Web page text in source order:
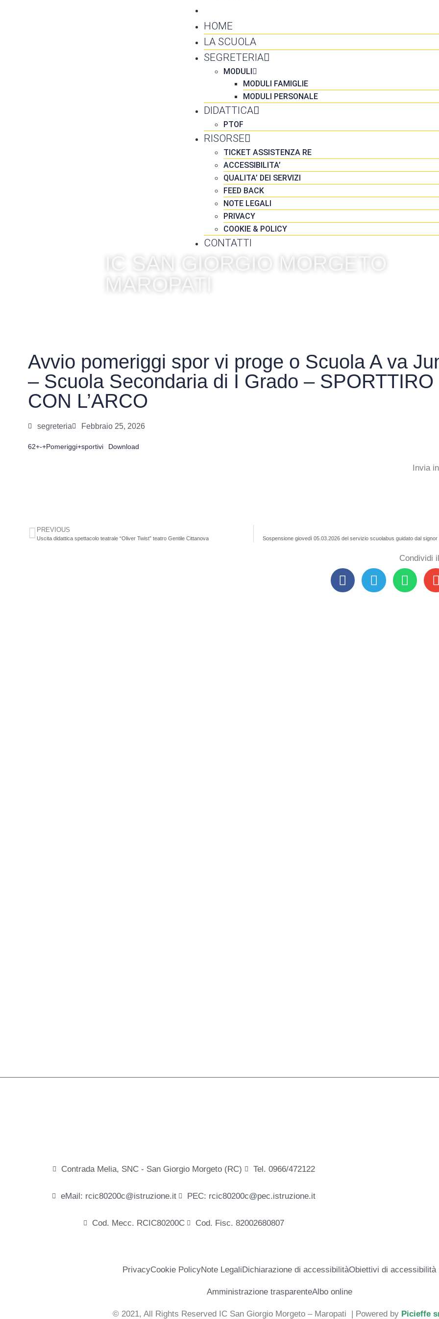
HOME
LA SCUOLA
SEGRETERIA
MODULI
MODULI FAMIGLIE
MODULI PERSONALE
DIDATTICA
PTOF
RISORSE
TICKET ASSISTENZA RE
ACCESSIBILITA’
QUALITA’ DEI SERVIZI
FEED BACK
NOTE LEGALI
PRIVACY
COOKIE & POLICY
CONTATTI
IC SAN GIORGIO MORGETO
MAROPATI
Avvio pomeriggi spor vi proge o Scuola A va
– Scuola Secondaria di I Grado – SPORTTIRO
CON L’ARCO
segreteria Febbraio 25, 2026
62+-+Pomeriggi+sportivi Download
Invia
PREVIOUS
Uscita didattica spettacolo teatrale “Oliver Twist” teatro Gentile Cittanova Sospensione giovedì 05.03.2026 del servizio scuolabus guidato dal
Condividi
Contrada Melia, SNC - San Giorgio Morgeto (RC) Tel. 0966/472122
eMail: rcic80200c@istruzione.it PEC: rcic80200c@pec.istruzione.it
Cod. Mecc. RCIC80200C Cod. Fisc. 82002680807
PrivacyCookie PolicyNote LegaliDichiarazione di accessibilitàObiettivi di accessibilità
Amministrazione trasparenteAlbo online
© 2021, All Rights Reserved IC San Giorgio Morgeto – Maropati | Powered by Picieffe